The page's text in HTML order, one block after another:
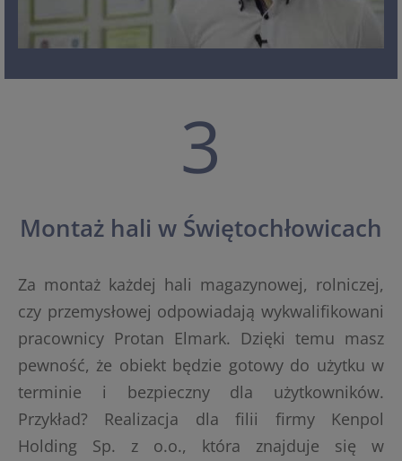
3
Montaż hali w Świętochłowicach
Za montaż każdej hali magazynowej, rolniczej,
czy przemysłowej odpowiadają wykwalifikowani
pracownicy Protan Elmark. Dzięki temu masz
pewność, że obiekt będzie gotowy do użytku w
terminie i bezpieczny dla użytkowników.
Przykład? Realizacja dla filii firmy Kenpol
Holding Sp. z o.o., która znajduje się w